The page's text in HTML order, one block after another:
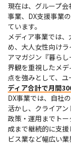
現在は、グループ
事業、DX支援事業
ています。
メディア事業では
め、大人女性向け
アマガジン『暮ら
界観を重視したメ
点を強みとして、ユ
ディア合計で月間
DX事業では、自社
活かし、クライア
政策・運用までト
成まで継続的に支
ビス業など幅広い